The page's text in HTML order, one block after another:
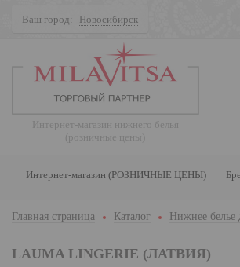
Ваш город: Новосибирск
Интернет-магазин нижнего белья
(розничные цены)
Интернет-магазин (РОЗНИЧНЫЕ ЦЕНЫ)
Главная страница Каталог Нижнее
LAUMA LINGERIE (ЛАТВИЯ)